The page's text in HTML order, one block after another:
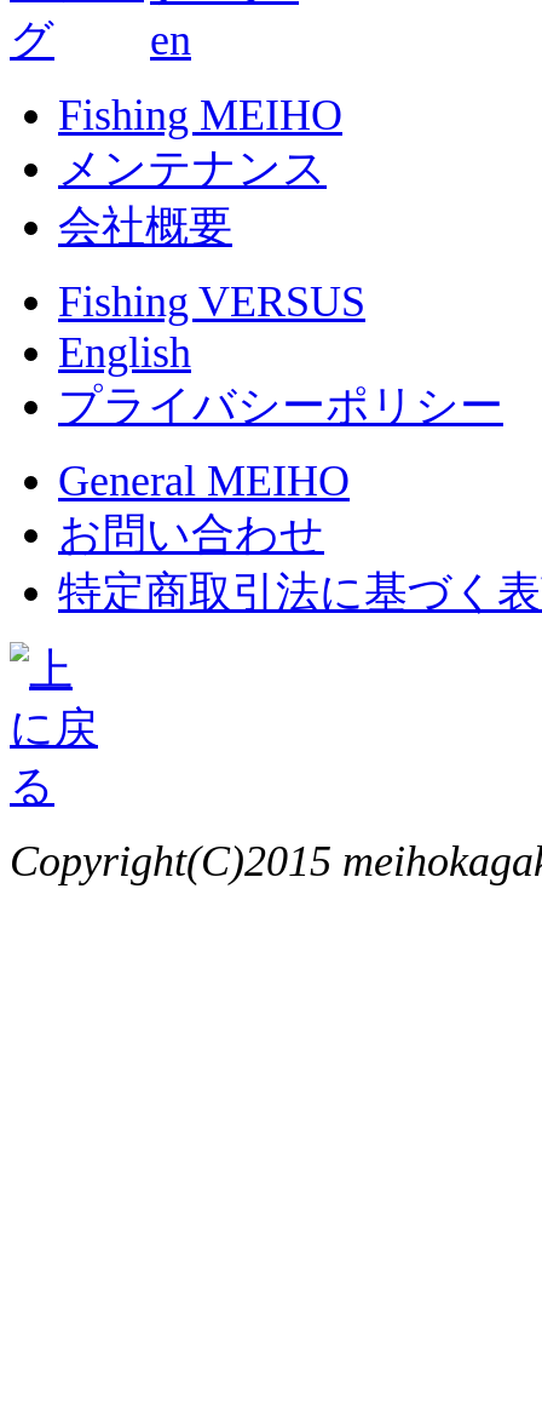
Fishing MEIHO
メンテナンス
会社概要
Fishing VERSUS
English
プライバシーポリシー
General MEIHO
お問い合わせ
特定商取引法に基づく
Copyright(C)2015